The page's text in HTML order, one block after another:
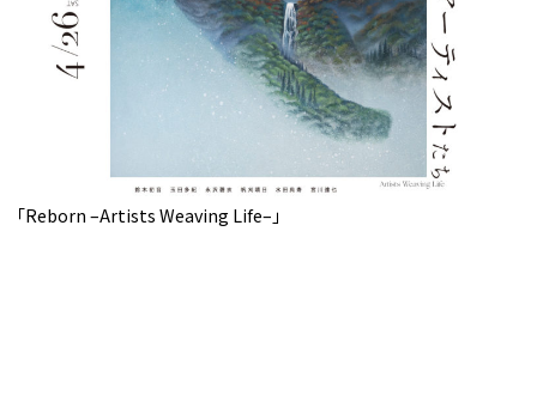
「Reborn –Artists Weaving Life–」